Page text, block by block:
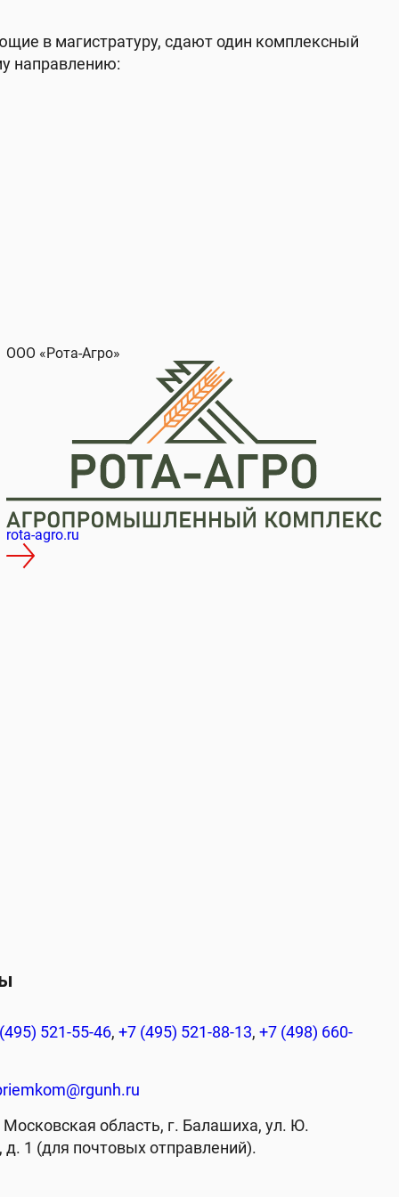
в магистратуру, сдают один комплексный
направлению:
ООО ТК «Подмосковье»
tk-podmoskovye.ru
521-55-46, +7 (495) 521-88-13, +7 (498) 660-
Московская область, г. Балашиха, ул. Ю.
д. 1 (для почтовых отправлений).